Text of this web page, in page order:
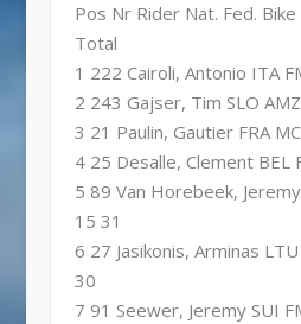
Pos Nr Rider Nat. Fed. Bike
Total
1 222 Cairoli, Antonio ITA
2 243 Gajser, Tim SLO
3 21 Paulin, Gautier FRA
4 25 Desalle, Clement BEL
5 89 Van Horebeek,
15 31
6 27 Jasikonis, Arminas
30
7 91 Seewer, Jeremy SUI